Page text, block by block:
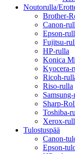
Noutorulla/
Brother-
Canon-
Epson-
Fujitsu-
HP-rulla
Konica
Kyocera-
Ricoh-
Riso-rulla
Sharp-
Toshiba-
Xerox-
Tulostuspää
Canon-
Epson-